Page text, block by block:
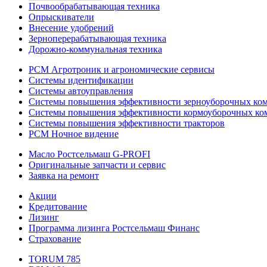
Почвообрабатывающая техника
Опрыскиватели
Внесение удобрений
Зерноперерабатывающая техника
Дорожно-коммунальная техника
РСМ Агротроник и агрономические сервисы
Системы идентификации
Системы автоуправления
Системы повышения эффективности зерноуборочных
Системы повышения эффективности кормоуборочных
Системы повышения эффективности тракторов
РСМ Ночное видение
Масло Ростсельмаш G-PROFI
Оригинальные запчасти и сервис
Заявка на ремонт
Акции
Кредитование
Лизинг
Программа лизинга Ростсельмаш Финанс
Страхование
TORUM 785